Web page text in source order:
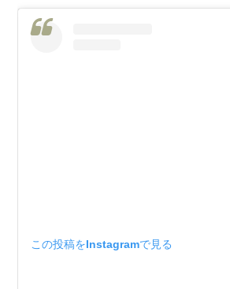
この投稿をInstagramで見る